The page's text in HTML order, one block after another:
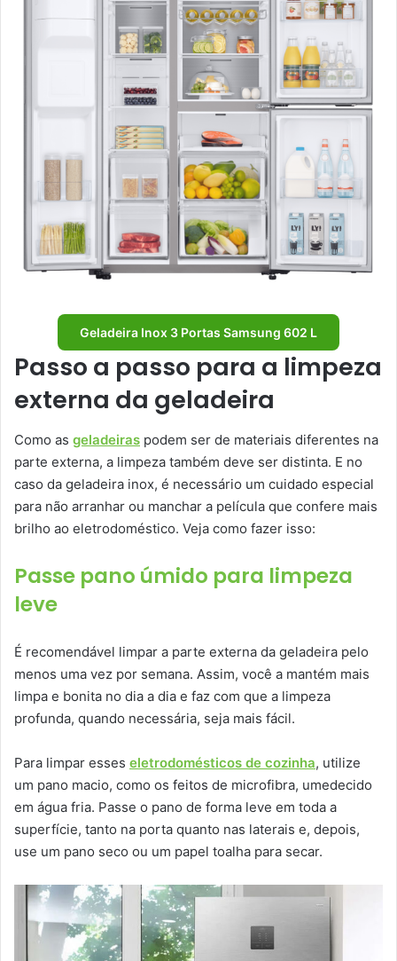
Geladeira Inox 3 Portas Samsung 602 L
Passo a passo para a limpeza
externa da geladeira
Como as geladeiras podem ser de materiais diferentes na
parte externa, a limpeza também deve ser distinta. E no
caso da geladeira inox, é necessário um cuidado especial
para não arranhar ou manchar a película que confere mais
brilho ao eletrodoméstico. Veja como fazer isso:
Passe pano úmido para limpeza
leve
É recomendável limpar a parte externa da geladeira pelo
menos uma vez por semana. Assim, você a mantém mais
limpa e bonita no dia a dia e faz com que a limpeza
profunda, quando necessária, seja mais fácil.
Para limpar esses eletrodomésticos de cozinha, utilize
um pano macio, como os feitos de microfibra, umedecido
em água fria. Passe o pano de forma leve em toda a
superfície, tanto na porta quanto nas laterais e, depois,
use um pano seco ou um papel toalha para secar.